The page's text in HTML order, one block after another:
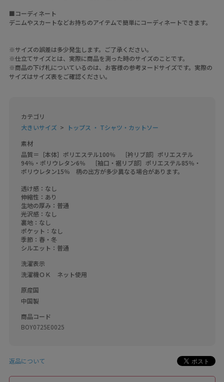
■コーディネート
デニムやスカートなどお持ちのアイテムで簡単にコーディネートできます。
※サイズの誤差は多少発生します。ご了承ください。
※仕立てサイズとは、実際に商品を測った時のサイズのことです。
※商品の下げ札についているのは、お客様の参考ヌードサイズです。実際の
サイズはサイズ表をご確認ください。
カテゴリ
大きいサイズ
トップス ・ Tシャツ・カットソー
素材
品質＝［本体］ポリエステル100％　［衿リブ部］ポリエステル
94％・ポリウレタン6％　［袖口・裾リブ部］ポリエステル85％・
ポリウレタン15％　柄の出方が多少異なる場合があります。
透け感：なし
伸縮性：あり
生地の厚み：普通
光沢感：なし
裏地：なし
ポケット：なし
季節：春・冬
シルエット：普通
洗濯表示
洗濯機ＯＫ　ネット使用
原産国
中国製
商品コード
BOY0725E0025
返品について